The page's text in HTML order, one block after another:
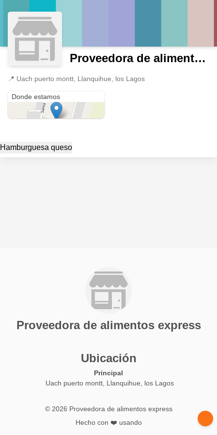
Proveedora de alimentos express
📍 Uach puerto montt, Llanquihue, los Lagos
Donde estamos
Hamburguesa queso
Proveedora de alimentos express
Ubicación
Principal
Uach puerto montt, Llanquihue, los Lagos
© 2026 Proveedora de alimentos express
Hecho con ❤️ usando